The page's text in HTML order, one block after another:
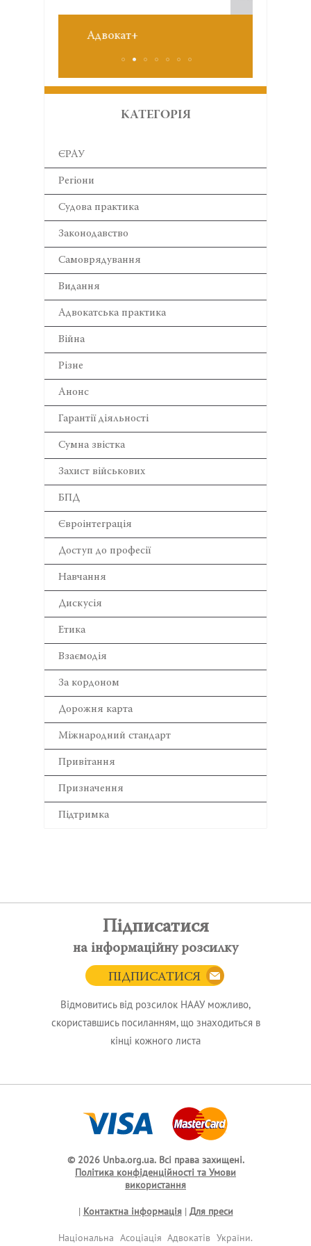
№6 червень 2026
КАТЕГОРІЯ
ЄРАУ
Регіони
Cудова практика
Законодавство
Самоврядування
Видання
Адвокатська практика
Війна
Різне
Анонс
Гарантії діяльності
Сумна звістка
Захист військових
БПД
Євроінтеграція
Доступ до професії
Навчання
Дискусія
Етика
Взаємодія
За кордоном
Дорожня карта
Міжнародний стандарт
Привітання
Призначення
Підтримка
Підписатися
на інформаційну розсилку
ПІДПИСАТИСЯ
Відмовитись від розсилок НААУ можливо,
скориставшись посиланням, що знаходиться в
кінці кожного листа
© 2026 Unba.org.ua. Всі права захищені.
Політика конфіденційності та Умови
використання
| Контактна інформація| Для преси
Національна Асоціація Адвокатів України.